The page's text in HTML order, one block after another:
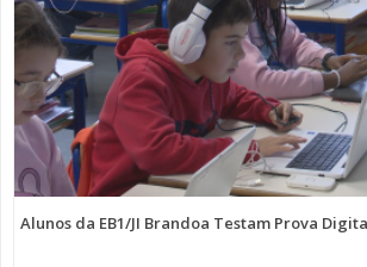
Alunos da EB1/JI Brandoa Testam Prova